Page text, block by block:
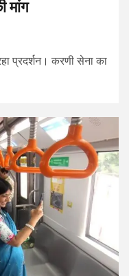
मांग
प्रदर्शन। करणी सेना का